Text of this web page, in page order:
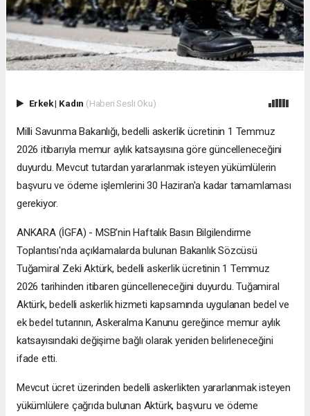
Erkek| Kadın (Haberi Sesli Oku)
Milli Savunma Bakanlığı, bedelli askerlik ücretinin 1 Temmuz
2026 itibarıyla memur aylık katsayısına göre güncelleneceğini
duyurdu. Mevcut tutardan yararlanmak isteyen yükümlülerin
başvuru ve ödeme işlemlerini 30 Haziran'a kadar tamamlaması
gerekiyor.
ANKARA (İGFA) - MSB'nin Haftalık Basın Bilgilendirme
Toplantısı'nda açıklamalarda bulunan Bakanlık Sözcüsü
Tuğamiral Zeki Aktürk, bedelli askerlik ücretinin 1 Temmuz
2026 tarihinden itibaren güncelleneceğini duyurdu. Tuğamiral
Aktürk, bedelli askerlik hizmeti kapsamında uygulanan bedel ve
ek bedel tutarının, Askeralma Kanunu gereğince memur aylık
katsayısındaki değişime bağlı olarak yeniden belirleneceğini
ifade etti.
Mevcut ücret üzerinden bedelli askerlikten yararlanmak isteyen
yükümlülere çağrıda bulunan Aktürk, başvuru ve ödeme